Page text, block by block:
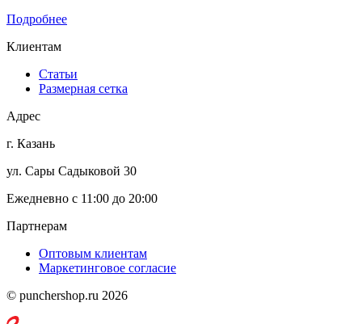
Подробнее
Клиентам
Статьи
Размерная сетка
Адрес
г. Казань
ул. Сары Садыковой 30
Ежедневно с 11:00 до 20:00
Партнерам
Оптовым клиентам
Маркетинговое согласие
© punchershop.ru 2026